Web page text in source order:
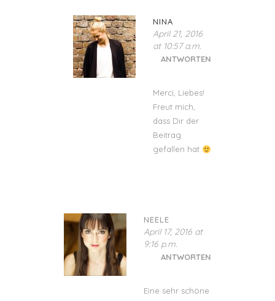
NINA
April 21, 2016
at 10:57 a.m.
ANTWORTEN
Merci, Liebes!
Freut mich,
dass Dir der
Beitrag
gefallen hat
NEELE
April 17, 2016 at
9:16 p.m.
ANTWORTEN
Eine sehr schöne